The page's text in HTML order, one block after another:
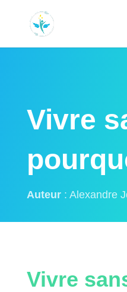
Vivre
Auteur : Alexandre
Vivre